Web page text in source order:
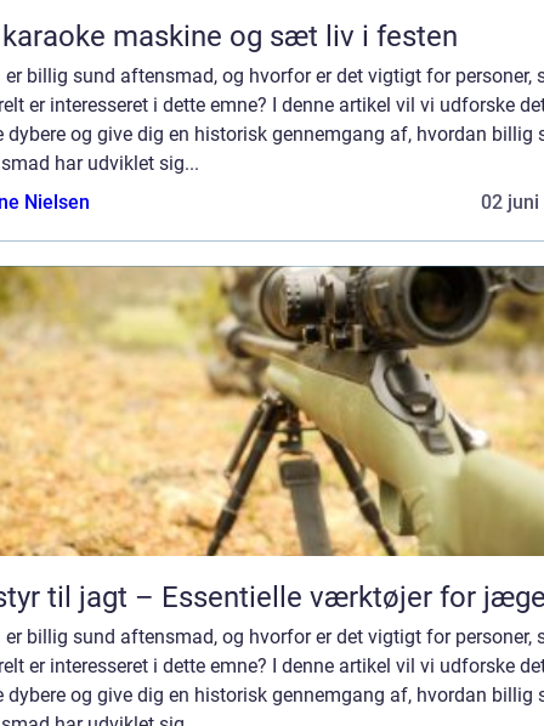
maskine og sæt liv i festen
er billig sund aftensmad, og hvorfor er det vigtigt for personer,
er interesseret i dette emne? I denne artikel vil vi udforske
dybere og give dig en historisk gennemgang af, hvordan billig
har udviklet sig...
Nielsen
02 juni
til jagt – Essentielle værktøjer for
er billig sund aftensmad, og hvorfor er det vigtigt for personer,
er interesseret i dette emne? I denne artikel vil vi udforske
dybere og give dig en historisk gennemgang af, hvordan billig